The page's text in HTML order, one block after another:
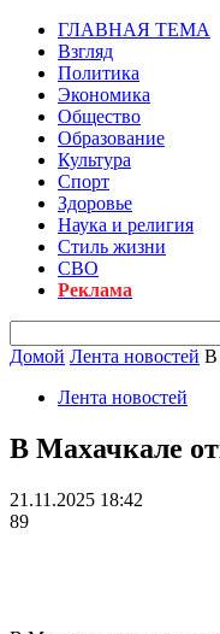
ГЛАВНАЯ ТЕМА
Взгляд
Политика
Экономика
Общество
Образование
Культура
Спорт
Здоровье
Наука и религия
Стиль жизни
СВО
Реклама
Домой Лента новостей В
Лента новостей
В Махачкале
21.11.2025 18:42
89